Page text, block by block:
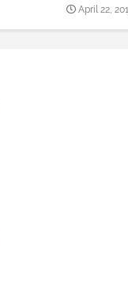
April 22,